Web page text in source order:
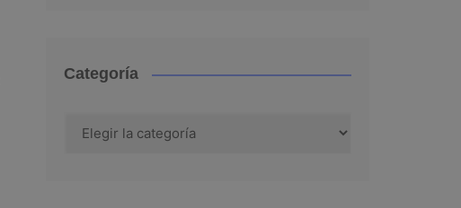
Categoría